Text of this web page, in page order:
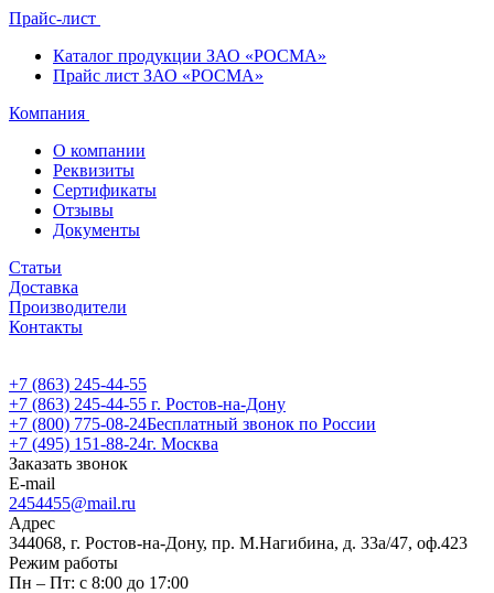
Прайс-лист
Каталог продукции ЗАО «РОСМА»
Прайс лист ЗАО «РОСМА»
Компания
О компании
Реквизиты
Сертификаты
Отзывы
Документы
Статьи
Доставка
Производители
Контакты
+7 (863) 245-44-55
+7 (863) 245-44-55 г. Ростов-на-Дону
+7 (800) 775-08-24Бесплатный звонок по России
+7 (495) 151-88-24г. Москва
Заказать звонок
E-mail
2454455@mail.ru
Адрес
344068, г. Ростов-на-Дону, пр. М.Нагибина, д. 33а/47, оф.423
Режим работы
Пн – Пт: с 8:00 до 17:00